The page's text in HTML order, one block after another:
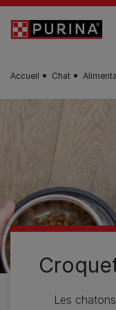
Skip to main content
Accueil Chat
Les